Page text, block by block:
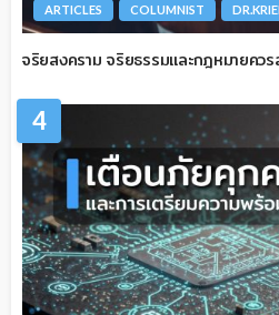
ARTICLES COLUMNIST
จริยสงคราม จริยธรรมและกฎหมายคว
4